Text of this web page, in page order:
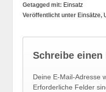
Getagged mit: Einsatz
Veröffentlicht unter Einsätze,
Schreibe einen
Deine E-Mail-Adresse
Erforderliche Felder